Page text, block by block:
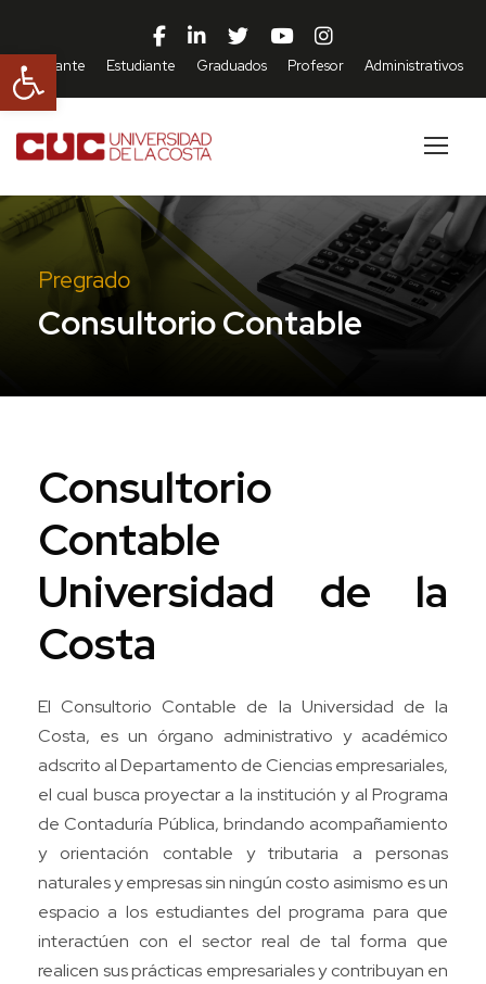
Abrir barra de herramientas
Aspirante Estudiante Graduados Profesor Administrativos
Pregrado
Consultorio Contable
Consultorio
Contable
Universidad de la
Costa
El Consultorio Contable de la Universidad de la
Costa, es un órgano administrativo y académico
adscrito al Departamento de Ciencias empresariales,
el cual busca proyectar a la institución y al Programa
de Contaduría Pública, brindando acompañamiento
y orientación contable y tributaria a personas
naturales y empresas sin ningún costo asimismo es un
espacio a los estudiantes del programa para que
interactúen con el sector real de tal forma que
realicen sus prácticas empresariales y contribuyan en